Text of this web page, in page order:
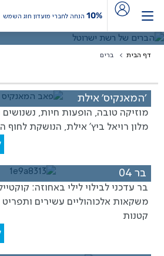
10% הנחה לחברי מועדון חוג השמש
הברים של רשת ישרוטל
דף הבית ברים
'המאנקיס' אילת
מוזיקה טובה, הופעות חיות,
מלון רויאל ביץ' אילת, הנושקת לחוף
בר 04
בר עדכני לבילוי לילי באחוזה:
משקאות אלכוהוליים עשירים ותפריט
קטנות